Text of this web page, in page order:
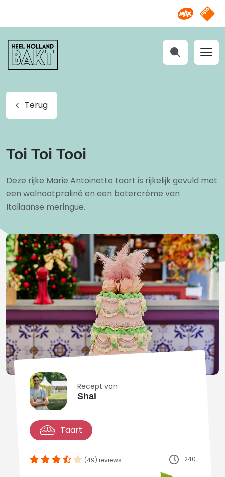
Omroep
NPO
Heel
Holland
Bakt
Terug
Toi Toi Tooi
Deze rijke Marie Antoinette taart is rijkelijk gevuld met
een walnootpraliné en een botercrème van
Italiaanse meringue.
Recept van
Shai
Taart
(49) reviews 240